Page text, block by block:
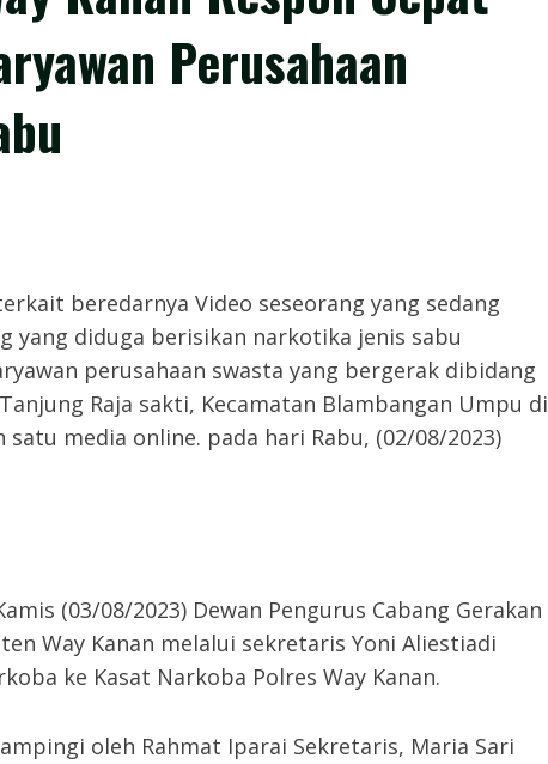
Perusahaan
beredarnya Video seseorang yang sedang
yang diduga berisikan narkotika jenis sabu
perusahaan swasta yang bergerak dibidang
Raja sakti, Kecamatan Blambangan Umpu di
media online. pada hari Rabu, (02/08/2023)
(03/08/2023) Dewan Pengurus Cabang Gerakan
Way Kanan melalui sekretaris Yoni Aliestiadi
ke Kasat Narkoba Polres Way Kanan.
oleh Rahmat Iparai Sekretaris, Maria Sari